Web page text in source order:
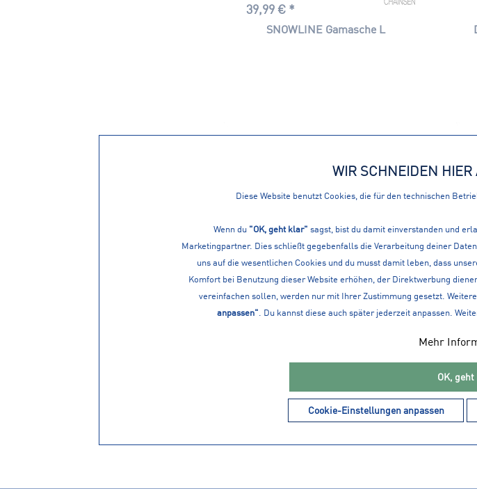
SNOWLINE Gamasche L
39,99 € *
14,99 € *
WIR SCHNEIDEN
Diese Website benutzt Cookies, die für den technischen
Wenn du "OK, geht klar" sagst, bist du damit einverstanden und
Marketingpartner. Dies schließt gegebenfalls die Verarbeitung deiner
uns auf die wesentlichen Cookies und du musst damit leben, dass
Komfort bei Benutzung dieser Website erhöhen, der Direktwerbung
vereinfachen sollen, werden nur mit Ihrer Zustimmung gesetzt.
anpassen" . Du kannst diese auch später jederzeit anpassen.
Mehr
OK,
Cookie-Einstellungen anpassen